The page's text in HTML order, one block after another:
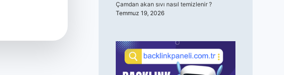
Çamdan akan sıvı nasıl temizlenir ?
Temmuz 19, 2026